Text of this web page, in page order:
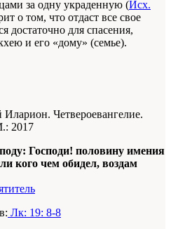
за одну украденную (Исх.
о том, что отдаст все свое
достаточно для спасения,
и его «дому» (семье).
Четвероевангелие.
2017
Господи! половину имения
кого чем обидел, воздам
Лк: 19: 8-8